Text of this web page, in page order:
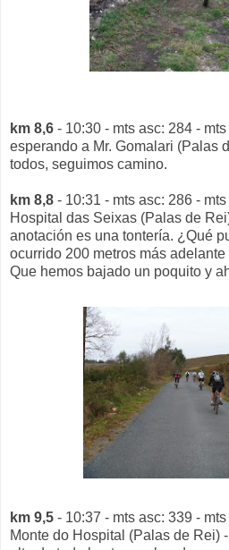
km 8,6 - 10:30 - mts asc: 284 -
esperando a Mr. Gomalari (Palas
todos, seguimos camino.
km 8,8 - 10:31 - mts asc: 286 -
Hospital das Seixas (Palas de
anotación es una tontería. ¿Qué
ocurrido 200 metros más
Que hemos bajado un poquito y
km 9,5 - 10:37 - mts asc: 339 -
Monte do Hospital (Palas de Rei)